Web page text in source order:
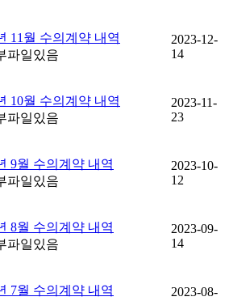
11월 수의계약 내역
2023-12-
14
10월 수의계약 내역
2023-11-
23
9월 수의계약 내역
2023-10-
12
8월 수의계약 내역
2023-09-
14
7월 수의계약 내역
2023-08-